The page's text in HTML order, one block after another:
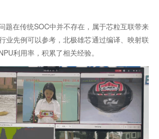
题在传统SOC中并不存在，属于芯粒互联带来
业先例可以参考，北极雄芯通过编译、映射联
利用率，积累了相关经验。